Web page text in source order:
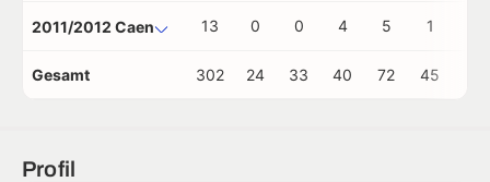
2011/2012 Caen 13 0 0 4 5 1
Gesamt 302 24 33 40 72 45
Profil